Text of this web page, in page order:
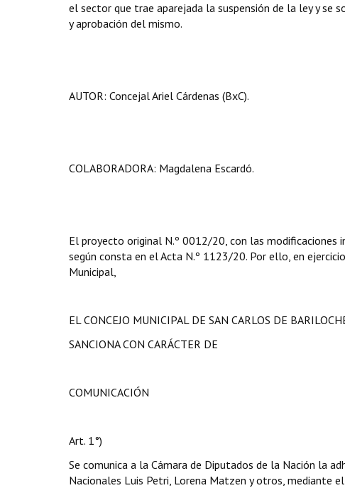
el sector que trae aparejada la suspensión de la ley y
y aprobación del mismo.
AUTOR: Concejal Ariel Cárdenas (BxC).
COLABORADORA: Magdalena Escardó.
El proyecto original N.º 0012/20, con las modificaciones
según consta en el Acta N.º 1123/20. Por ello, en
Municipal,
EL CONCEJO MUNICIPAL DE SAN CARLOS DE
SANCIONA CON CARÁCTER DE
COMUNICACIÓN
Art. 1°)
Se comunica a la Cámara de Diputados de la Nación la
Nacionales Luis Petri, Lorena Matzen y otros, mediante